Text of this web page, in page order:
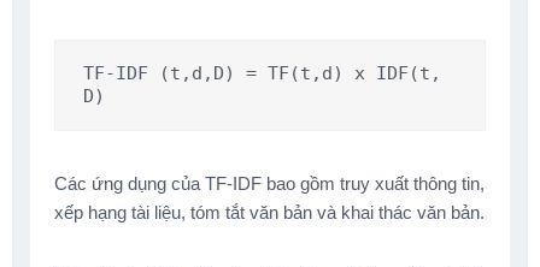
TF-IDF (t,d,D) = TF(t,d) x IDF(t,
D)
Các ứng dụng của TF-IDF bao gồm truy xuất thông tin,
xếp hạng tài liệu, tóm tắt văn bản và khai thác văn bản.